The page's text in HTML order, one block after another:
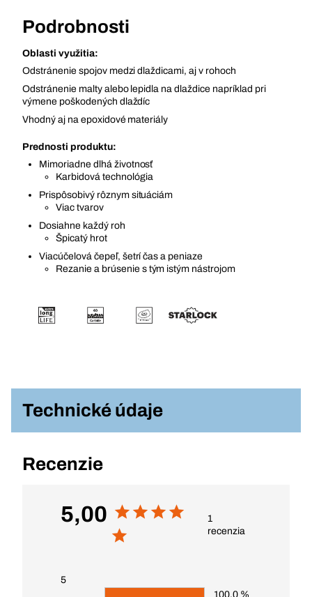
Podrobnosti
Oblasti využitia:
Odstránenie spojov medzi dlaždicami, aj v rohoch
Odstránenie malty alebo lepidla na dlaždice napríklad pri
výmene poškodených dlaždíc
Vhodný aj na epoxidové materiály
Prednosti produktu:
Mimoriadne dlhá životnosť
Karbidová technológia
Prispôsobivý rôznym situáciám
Viac tvarov
Dosiahne každý roh
Špicatý hrot
Viacúčelová čepeľ, šetrí čas a peniaze
Rezanie a brúsenie s tým istým nástrojom
Technické údaje
Recenzie
5,00
1
recenzia
5
100.0 %